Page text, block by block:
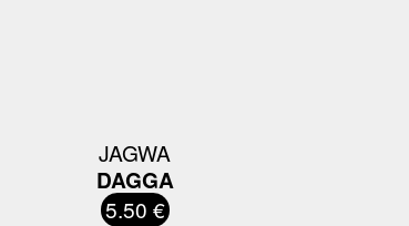
JAGWA
DAGGA
5.50 €